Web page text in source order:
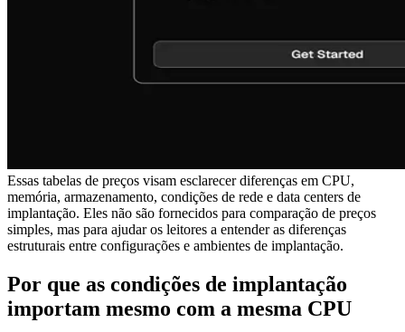
Essas tabelas de preços visam esclarecer diferenças em CPU,
memória, armazenamento, condições de rede e data centers de
implantação. Eles não são fornecidos para comparação de preços
simples, mas para ajudar os leitores a entender as diferenças
estruturais entre configurações e ambientes de implantação.
Por que as condições de implantação
importam mesmo com a mesma CPU